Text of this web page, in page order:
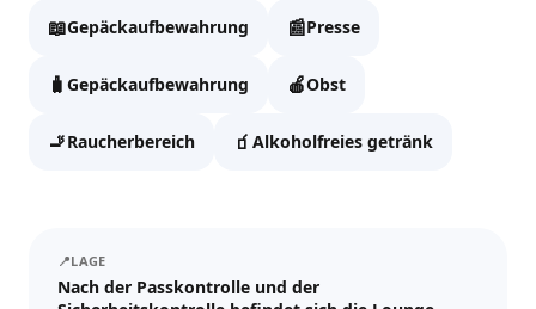
Email
Tickets und Updates schicken wir an WhatsApp und E-Mail.
📖Gepäckaufbewahrung 📰Presse
🧳 Gepäckaufbewahrung 🍎Obst
🚬Raucherbereich 🧃 Alkoholfreies getränk
📍LAGE
Nach der Passkontrolle und der